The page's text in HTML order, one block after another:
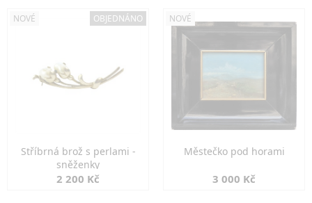
NOVÉ OBJEDNÁNO
Stříbrná brož s perlami -
sněženky
2 200 Kč
NOVÉ
Městečko pod horami
3 000 Kč